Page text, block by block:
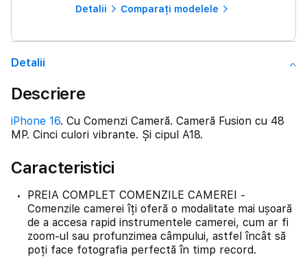
Detalii Comparați modelele
Detalii
Descriere
iPhone 16. Cu Comenzi Cameră. Cameră Fusion cu 48
MP. Cinci culori vibrante. Și cipul A18.
Caracteristici
PREIA COMPLET COMENZILE CAMEREI -
Comenzile camerei îți oferă o modalitate mai ușoară
de a accesa rapid instrumentele camerei, cum ar fi
zoom-ul sau profunzimea câmpului, astfel încât să
poți face fotografia perfectă în timp record.